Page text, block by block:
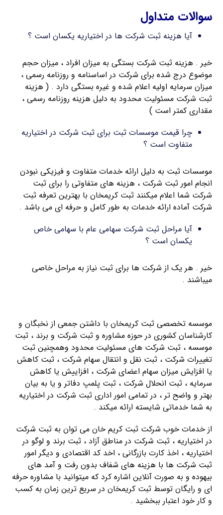
سوالات متداول
آیا هزینه ثبت شرکت ها در اختیاریه یکسان است ؟
خیر . هزینه ثبت شرکت بستگی به میزان افراد ، میزان حجم
موضوع درج شده برای شرکت در اساسنامه و روزنامه رسمی ،
میزان سرمایه اولیه اعلام شده و غیره بستگی دارد . ( هزینه
ثبت شرکت مسئولیت محدود به دلیل هزینه روزنامه رسمی ،
مقداری کمتر است )
چرا قیمت موسسات ثبت برای ثبت شرکت در اختیاریه
متفاوت است ؟
موسسات ثبت به دلیل ارائه خدمات متفاوت و فیزیکی نبودن
انجام امور ثبت شرکت ، هزینه های متفاوتی را برای ثبت
شرکت شما اعلام میکنند ثبت کریمخان با بهترین تعرفه ثبت
شرکت آماده ارائه خدمات به طور کامل و حرفه ای می باشد .
آیا مراحل ثبت شرکت سهامی عام با سهامی خاص
یکسان است ؟
خیر . هر یک از شرکت ها برای ثبت نیاز به مراحل خاصی
میباشند .
موسسه تخصصی ثبت کریمخان با داشتن جمعی از نخبگان و
کارشناسان کشوری در حوزه مشاوره و ثبت شرکت و برند ، ثبت
موسسه ، ثبت شرکت های مسئولیت محدود وهمچنین ثبت
تغییرات شرکت ، ثبت نقل و انتقال سهام شرکت ، ثبت کاهش
یا افزایش میزان سهام اعضای شرکت ، افزاییش یا کاهش
سرمایه ، ثبت انحلال شرکت ، ثبت پلمپ دفاتر و یا به بیان
بهتر و واضح تر ، در تمامی امور اداری ثبت شرکت در اختیاریه
به شما خدماتی شایسته ارائه میکند .
از خدمات خوب شرکت ثبت کریم خان می توان به ثبت شرکت
در اختیاریه ، ثبت شرکت در مناطق آزاد ، ثبت برند و لوگو در
اختیاریه ، اخذ کارت بازرگانی ، اخد کد اقتصادی و دیگر امور
ثبت شرکت ها با هزینه های شفاف بدون رفت و آمد های
بیهوده و به صورت آنلاین اشاره کرد که میتوانید با مشاوره حرفه
ای و رایگان توسط ثبت کریمخان در سریع ترین زمان به کسب
و کار خود اعتبار ببخشید .